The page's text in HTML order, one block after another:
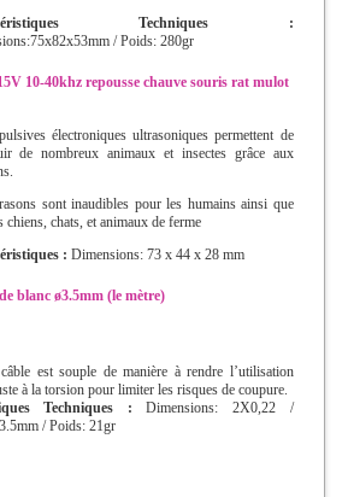
Techniques :
/ Poids: 280gr
10-40khz repousse chauve souris rat mulot
électroniques ultrasoniques permettent de
de nombreux animaux et insectes grâce aux
sont inaudibles pour les humains ainsi que
chiens, chats, et animaux de ferme
: Dimensions: 73 x 44 x 28 mm
blanc ø3.5mm (le mètre)
est souple de manière à rendre l’utilisation
à la torsion pour limiter les risques de coupure.
Techniques :Dimensions: 2X0,22 /
/ Poids: 21gr